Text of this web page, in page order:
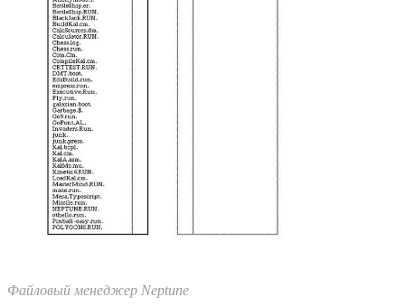
Файловый менеджер Neptune